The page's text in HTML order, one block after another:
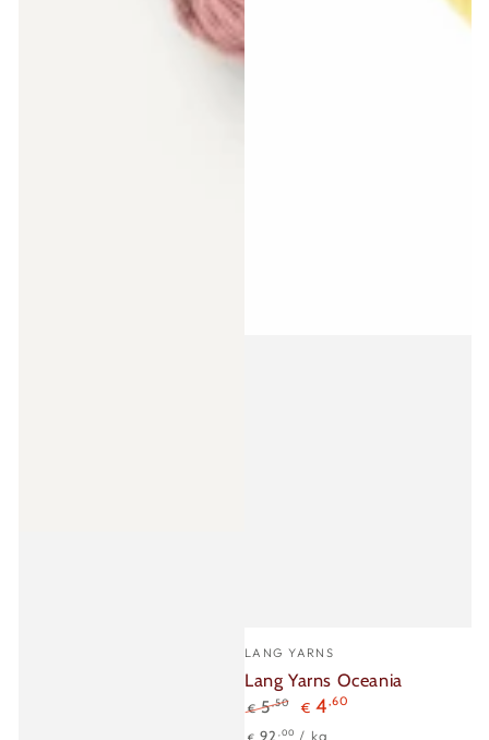
Verkäufer/in:
LANG YARNS
Lang Yarns Oceania
Regulärer
€ 5,50
Verkaufspreis
€ 4,60
Stückpreis
€ 92 ,00 / pro
kg